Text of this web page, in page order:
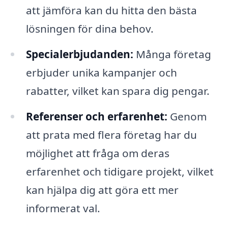
att jämföra kan du hitta den bästa
lösningen för dina behov.
Specialerbjudanden: Många företag
erbjuder unika kampanjer och
rabatter, vilket kan spara dig pengar.
Referenser och erfarenhet: Genom
att prata med flera företag har du
möjlighet att fråga om deras
erfarenhet och tidigare projekt, vilket
kan hjälpa dig att göra ett mer
informerat val.